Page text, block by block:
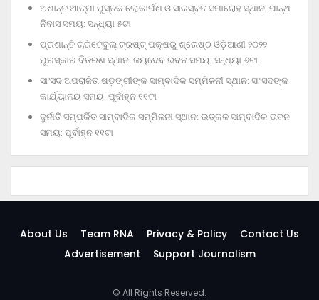
ଅଶାନ୍ତ ଆତ୍ମା ପୁସ୍ତକ ଲୋକାର୍ପଣ ଓ ସାରସ୍ବତ ସମାରୋହ ସ୍ଥାନ: ପାନ୍ଥ
ନିବାସ ସମୟ: ସନ୍ଧ୍ୟା ୫ଟା
ପ୍ରଶାନ୍ତି ଚାରିଟେବୁଲ୍‌ ଟ୍ରଷ୍ଟ୍‌ ପକ୍ଷରୁ ଶ୍ରେଷ୍ଠ ଓଡ଼ିଆଣୀ ୨୦୨୨
ପୁରସ୍କାର ବିତରଣ ସ୍ଥାନ: ଜୟଦେବ ଭବନ ସମୟ: ସନ୍ଧ୍ୟା ୬ଟା
ସାଂସଦ ଅପରାଜିତା ଷଡ଼ଙ୍ଗୀଙ୍କ ସାମ୍ବାଦିକ ସମ୍ମିଳନୀ ସ୍ଥାନ: ସାଂସଦଙ୍କ
କାର୍ଯ୍ୟାଳୟ ସମୟ: ପୂର୍ବାହ୍ନ ୧୧ଟା
ଦୁର୍ନୀତି ସମ୍ପର୍କିତ ସାମ୍ବାଦିକ ସମ୍ମିଳନୀ ସ୍ଥାନ: ଉତ୍କଳ ସାମ୍ବାଦିକ ଭବନ
ସମୟ: ପୂର୍ବାହ୍ନ ୧୧ଟା
About Us Team RNA Privacy & Policy
Contact Us
Advertisement
Support Journalism
© All Rights Reserved.